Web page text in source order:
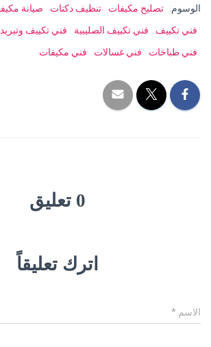
الوسوم: تصليح مكيفات تنظيف دكتات صيانة
فني تكييف
فني تكييف الصليبية فني تكييف وتبريد
فني طباخات
فني غسالات فني مكيفات
0 تعليق
اترك تعليقاً
الاسم *